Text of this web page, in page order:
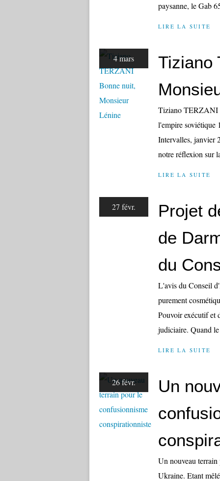
paysanne, le Gab
LIRE LA SUITE
4 mars
Tiziano
Tiziano TERZANI
l'empire soviétique
Intervalles, janvier
notre réflexion sur
LIRE LA SUITE
27 févr.
Projet
de
du
L'avis du Conseil
purement
Pouvoir exécutif et
judiciaire. Quand
LIRE LA SUITE
26 févr.
Un
Un nouveau
Ukraine. Etant